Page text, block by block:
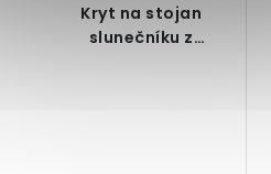
Kryt na stojan
slunečníku z